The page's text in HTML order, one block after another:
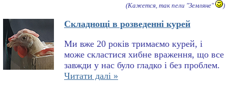
(Кажется, так пели "Земляне"
)
Складнощі в розведенні курей
Ми вже 20 років тримаємо курей, і
може скластися хибне враження, що все
завжди у нас було гладко і без проблем.
Читати далі »